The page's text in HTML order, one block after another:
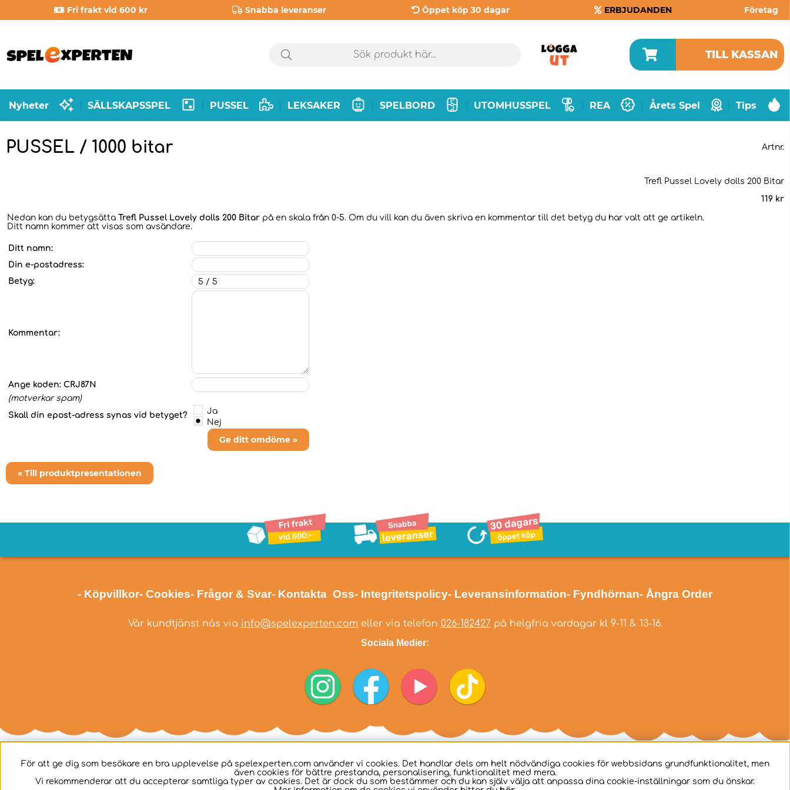
Fri frakt vid 600 kr Snabba leveranser Öppet köp 30 dagar ERBJUDANDEN Företag
TILL KASSAN
Nyheter SÄLLSKAPSSPEL PUSSEL LEKSAKER SPELBORD UTOMHUSSPEL REA Årets Spel Tips
PUSSEL / 1000 bitar Artnr.
Trefl Pussel Lovely dolls 200 Bitar
119 kr
Nedan kan du betygsätta Trefl Pussel Lovely dolls 200 Bitar på en skala från 0-5. Om du vill kan du även skriva en kommentar till det betyg du har valt att ge artikeln.
Ditt namn kommer att visas som avsändare.
Ditt namn:
Din e-postadress:
Betyg:
Kommentar:
Ange koden: CRJ87N
(motverkar spam)
Skall din epost-adress synas vid betyget?
Ja
Nej
Ge ditt omdöme »
« Till produktpresentationen
- Köpvillkor- Cookies- Frågor & Svar- Kontakta Oss- Integritetspolicy- Leveransinformation- Fyndhörnan- Ångra Order
Vår kundtjänst nås via info@spelexperten.com eller via telefon 026-182427på helgfria vardagar kl 9-11 & 13-16.
Sociala Medier:
För att ge dig som besökare en bra upplevelse på spelexperten.com använder vi cookies. Det handlar dels om helt nödvändiga cookies för webbsidans grundfunktionalitet, men
även cookies för bättre prestanda, personalisering, funktionalitet med mera.
Vi rekommenderar att du accepterar samtliga typer av cookies. Det är dock du som bestämmer och du kan själv välja att anpassa dina cookie-inställningar som du önskar.